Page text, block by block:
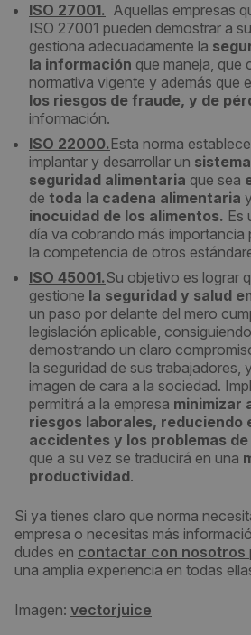
ISO 27001. Aquellas empresas
ISO 27001 pueden demostrar a
gestiona adecuadamente la
la información que maneja, que
normativa vigente y además que
los riesgos de fraude, y de
información.
ISO 22000.Esta norma
implantar y desarrollar un
seguridad alimentaria que sea
de toda la cadena alimentaria
inocuidad de los alimentos. Es
día va cobrando más
la competencia de otros
ISO 45001.Su objetivo es lograr
gestione la seguridad y salud
un paso por delante del mero
legislación aplicable,
demostrando un claro
la seguridad de sus trabajadores,
imagen de cara a la sociedad.
permitirá a la empresa minimizar
riesgos laborales, reduciendo
accidentes y los problemas
que a su vez se traducirá en una
productividad.
Si ya tienes claro que norma
empresa o necesitas más
dudes en contactar con nosotros
una amplia experiencia en todas
Imagen: vectorjuice